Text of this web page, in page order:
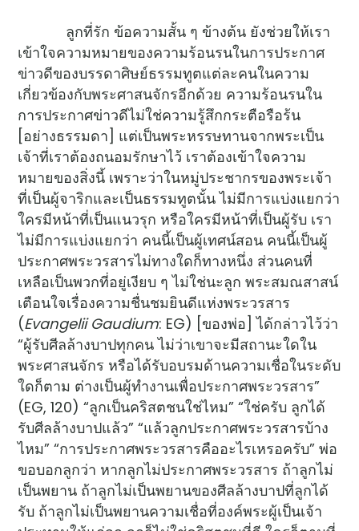
ลูกที่รัก ข้อความสั้น ๆ ข้างต้น ยังช่วยให้เรา
เข้าใจความหมายของความร้อนรนในการประกาศ
ข่าวดีของบรรดาศิษย์ธรรมทูตแต่ละคนในความ
เกี่ยวข้องกับพระศาสนจักรอีกด้วย ความร้อนรนใน
การประกาศข่าวดีไม่ใช่ความรู้สึกกระตือรือร้น
[อย่างธรรมดา] แต่เป็นพระหรรษทานจากพระเป็น
เจ้าที่เราต้องถนอมรักษาไว้ เราต้องเข้าใจความ
หมายของสิ่งนี้ เพราะว่าในหมู่ประชากรของพระเจ้า
ที่เป็นผู้จาริกและเป็นธรรมทูตนั้น ไม่มีการแบ่งแยกว่า
ใครมีหน้าที่เป็นแนวรุก หรือใครมีหน้าที่เป็นผู้รับ เรา
ไม่มีการแบ่งแยกว่า คนนี้เป็นผู้เทศน์สอน คนนี้เป็นผู้
ประกาศพระวรสารไม่ทางใดก็ทางหนึ่ง ส่วนคนที่
เหลือเป็นพวกที่อยู่เงียบ ๆ ไม่ใช่นะลูก พระสมณสาสน์
เตือนใจเรื่องความชื่นชมยินดีแห่งพระวรสาร
(Evangelii Gaudium: EG) [ของพ่อ] ได้กล่าวไว้ว่า
“ผู้รับศีลล้างบาปทุกคน ไม่ว่าเขาจะมีสถานะใดใน
พระศาสนจักร หรือได้รับอบรมด้านความเชื่อในระดับ
ใดก็ตาม ต่างเป็นผู้ทำงานเพื่อประกาศพระวรสาร”
(EG, 120) “ลูกเป็นคริสตชนใช่ไหม” “ใช่ครับ ลูกได้
รับศีลล้างบาปแล้ว” “แล้วลูกประกาศพระวรสารบ้าง
ไหม” “การประกาศพระวรสารคืออะไรเหรอครับ” พ่อ
ขอบอกลูกว่า หากลูกไม่ประกาศพระวรสาร ถ้าลูกไม่
เป็นพยาน ถ้าลูกไม่เป็นพยานของศีลล้างบาปที่ลูกได้
รับ ถ้าลูกไม่เป็นพยานความเชื่อที่องค์พระผู้เป็นเจ้า